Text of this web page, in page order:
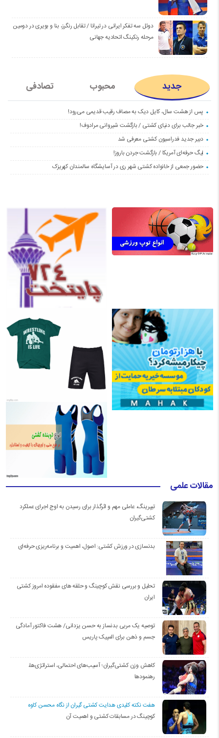
دوئل سه تفکر ایرانی در تیرانا / تقابل رنگرز، بنا و بویری در دومین
مرحله رنکینگ اتحادیه جهانی
جدید محبوب تصادفی
پس از هشت سال، کایل دیک به مصاف رقیب قدیمی می‌رود!
خبر جالب برای دنیای کشتی / بازگشت شیروانی مرادوف!
دبیر جدید فدراسیون کشتی معرفی شد
لیگ حرفه‌ای آمریکا / بازگشت جردن باروز!
حضور جمعی از خانواده کشتی شهر ری در آسایشگاه سالمندان کهریزک
مقالات علمی
تیپرینگ، عاملی مهم و اثرگذار برای رسیدن به اوج اجرای عملکرد
کشتی‌گیران
بدنسازی در ورزش کشتی: اصول، اهمیت و برنامه‌ریزی حرفه‌ای
تحلیل و بررسی نقش کوچینگ و حلقه های مفقوده امروز کشتی
ایران
توصیه یک مربی بدنساز به حسن یزدانی/ هشت فاکتور آمادگی
جسم و ذهن برای المپیک پاریس
کاهش وزن کشتی‌گیران؛ آسیب‌های احتمالی، استراتژی‌ها،
رهنمودها
هفت نکته کلیدی هدایت کشتی گیران از نگاه محسن کاوه
کوچینگ در مسابقات کشتی و اهمیت آن